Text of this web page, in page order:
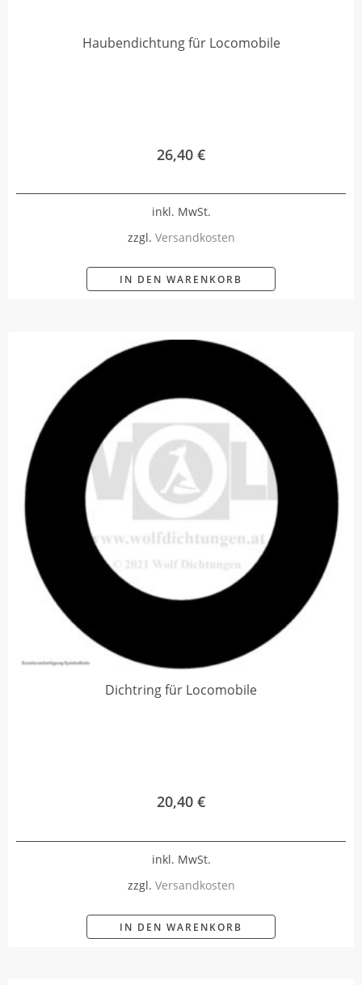
Haubendichtung für Locomobile
26,40 €
inkl. MwSt.
zzgl. Versandkosten
IN DEN WARENKORB
Dichtring für Locomobile
20,40 €
inkl. MwSt.
zzgl. Versandkosten
IN DEN WARENKORB